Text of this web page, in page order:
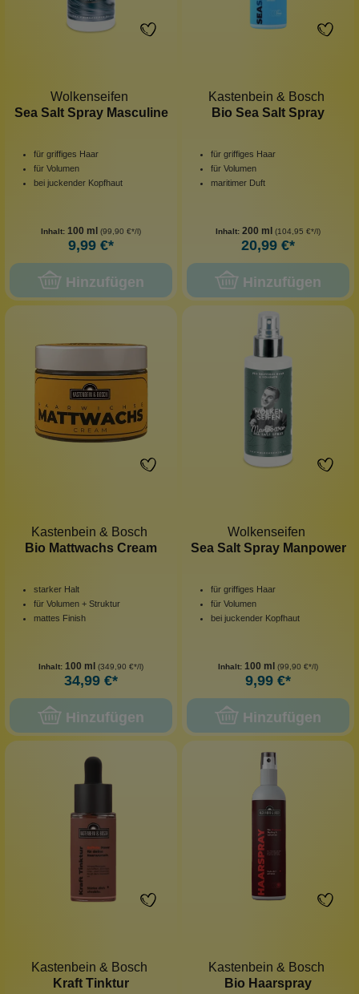
Wolkenseifen
Sea Salt Spray Masculine
für griffiges Haar
für Volumen
bei juckender Kopfhaut
Inhalt: 100 ml (99,90 €*/l)
9,99 €*
Hinzufügen
Kastenbein & Bosch
Bio Sea Salt Spray
für griffiges Haar
für Volumen
maritimer Duft
Inhalt: 200 ml (104,95 €*/l)
20,99 €*
Hinzufügen
Kastenbein & Bosch
Bio Mattwachs Cream
starker Halt
für Volumen + Struktur
mattes Finish
Inhalt: 100 ml (349,90 €*/l)
34,99 €*
Hinzufügen
Wolkenseifen
Sea Salt Spray Manpower
für griffiges Haar
für Volumen
bei juckender Kopfhaut
Inhalt: 100 ml (99,90 €*/l)
9,99 €*
Hinzufügen
Kastenbein & Bosch
Kraft Tinktur
Kastenbein & Bosch
Bio Haarspray